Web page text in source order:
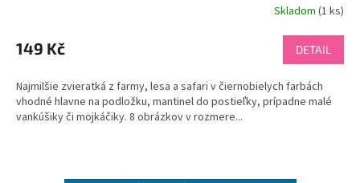
Skladom (1 ks)
149 Kč DETAIL
Najmilšie zvieratká z farmy, lesa a safari v čiernobielych farbách
vhodné hlavne na podložku, mantinel do postieľky, prípadne malé
vankúšiky či mojkáčiky. 8 obrázkov v rozmere...